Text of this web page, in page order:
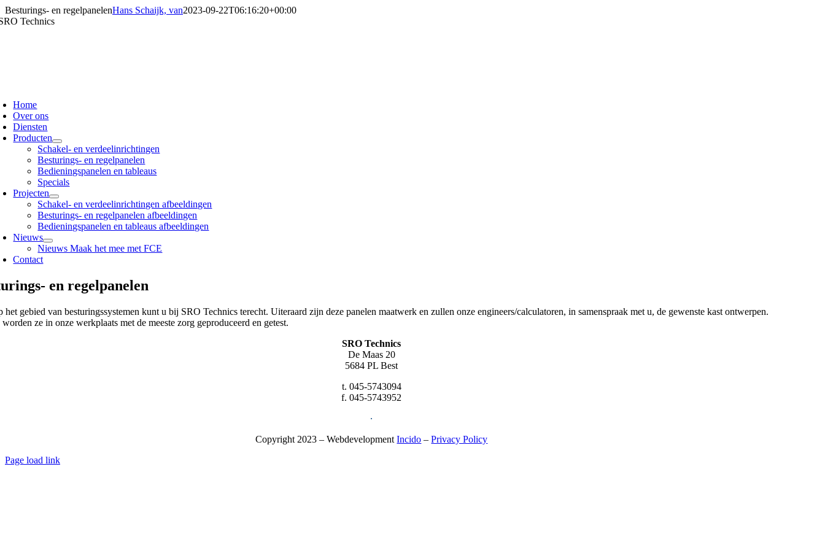
Ga
naar
Besturings- en regelpanelenHans Schaijk, van2023-09-22T06:16:20+00:00
Home
Over ons
Diensten
Producten
Schakel- en verdeelinrichtingen
Besturings- en regelpanelen
Bedieningspanelen en tableaus
Specials
Projecten
Schakel- en verdeelinrichtingen afbeeldingen
Besturings- en regelpanelen afbeeldingen
Bedieningspanelen en tableaus afbeeldingen
Nieuws
Nieuws Maak het mee met FCE
Contact
en regelpanelen
het gebied van besturingssystemen kunt u bij SRO Technics terecht. Uiteraard zijn deze panelen maatwerk en zullen onze engineers/calculatoren, in samenspraak met u, de gewenste kast ontwerpen.
ze in onze werkplaats met de meeste zorg geproduceerd en getest.
SRO Technics
De Maas 20
5684 PL Best
t. 045-5743094
f. 045-5743952
∙
Copyright 2023 – WebdevelopmentIncido –Privacy Policy
Page load link